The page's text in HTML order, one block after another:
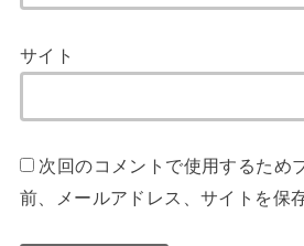
サイト
次回のコメントで使用するため
前、メールアドレス、サイトを保